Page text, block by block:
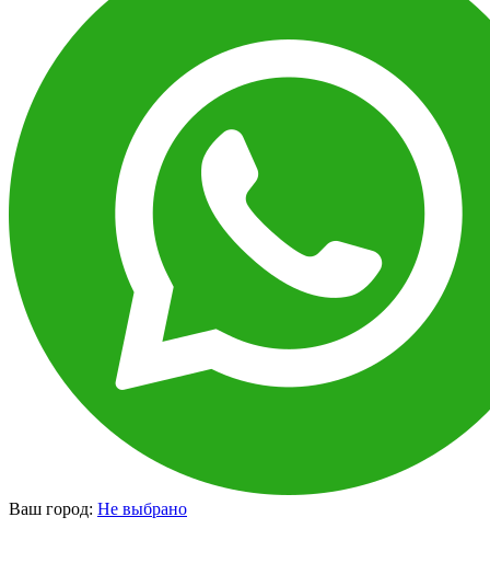
Ваш город: Не выбрано